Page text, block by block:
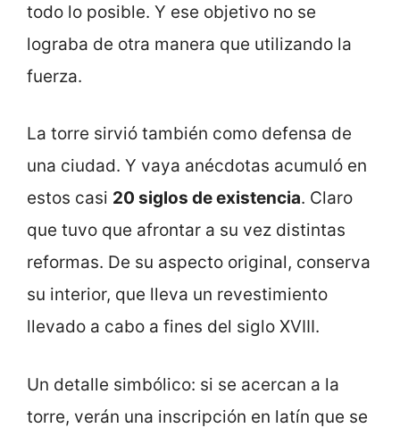
todo lo posible. Y ese objetivo no se
lograba de otra manera que utilizando la
fuerza.
La torre sirvió también como defensa de
una ciudad. Y vaya anécdotas acumuló en
estos casi 20 siglos de existencia. Claro
que tuvo que afrontar a su vez distintas
reformas. De su aspecto original, conserva
su interior, que lleva un revestimiento
llevado a cabo a fines del siglo XVIII.
Un detalle simbólico: si se acercan a la
torre, verán una inscripción en latín que se